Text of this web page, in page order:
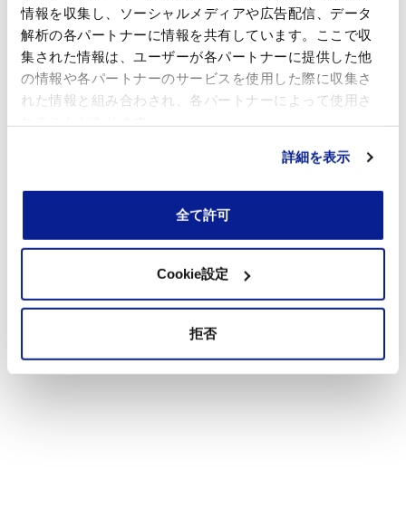
情報を収集し、ソーシャルメディアや広告配信、データ
解析の各パートナーに情報を共有しています。ここで収
集された情報は、ユーザーが各パートナーに提供した他
の情報や各パートナーのサービスを使用した際に収集さ
れた情報と組み合わされ、各パートナーによって使用さ
詳細を表示
全て許可
Cookie設定
拒否